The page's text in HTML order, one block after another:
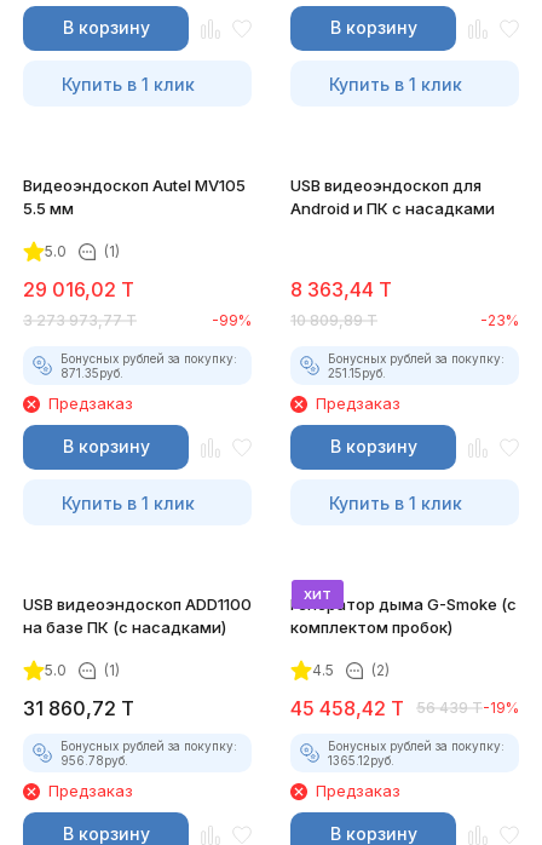
В корзину
Купить в 1 клик
В корзину
Купить в 1 клик
Видеоэндоскоп Autel MV105
5.5 мм
5.0 (1)
29 016,02 T
3 273 973,77 T -99%
Бонусных рублей за покупку:
871.35руб.
Предзаказ
В корзину
Купить в 1 клик
USB видеоэндоскоп для
Android и ПК с насадками
8 363,44 T
10 809,89 T -23%
Бонусных рублей за покупку:
251.15руб.
Предзаказ
В корзину
Купить в 1 клик
USB видеоэндоскоп ADD1100
на базе ПК (с насадками)
5.0 (1)
31 860,72 T
Бонусных рублей за покупку:
956.78руб.
Предзаказ
В корзину
хит
Генератор дыма G-Smoke (c
комплектом пробок)
4.5 (2)
45 458,42 T 56 439 T-19%
Бонусных рублей за покупку:
1365.12руб.
Предзаказ
В корзину